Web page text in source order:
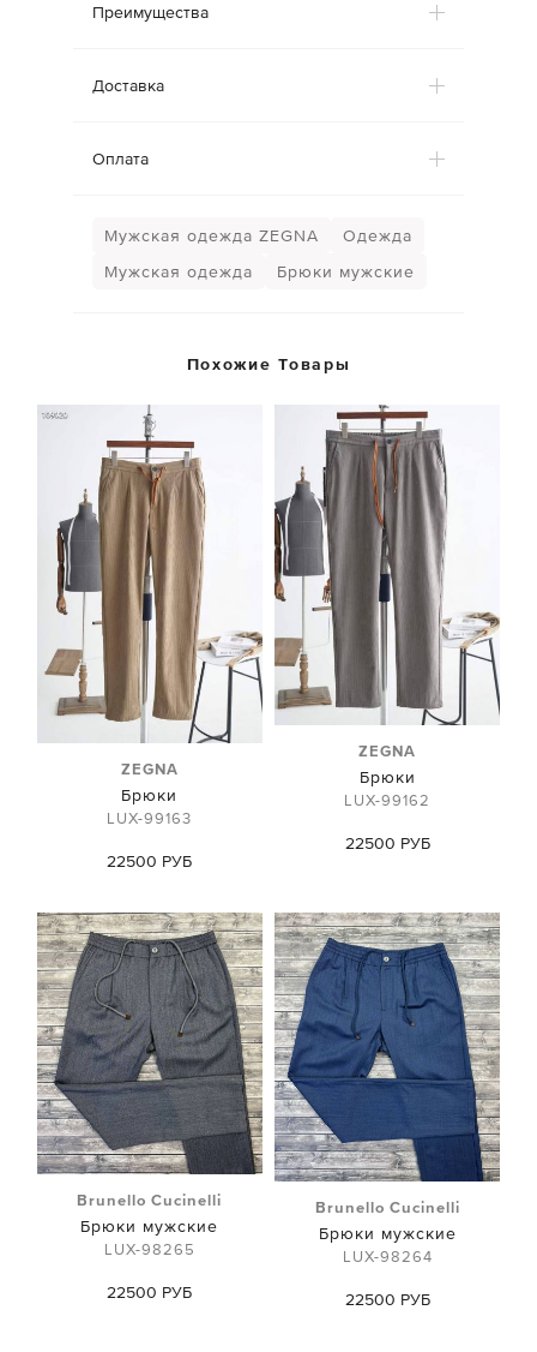
Преимущества
Доставка
Оплата
Мужская одежда ZEGNA
Одежда
Мужская одежда
Брюки мужские
Похожие Товары
ZEGNA
Брюки
LUX-99163
22500 РУБ
ZEGNA
Брюки
LUX-99162
22500 РУБ
Brunello Cucinelli
Брюки мужские
LUX-98265
22500 РУБ
Brunello Cucinelli
Брюки мужские
LUX-98264
22500 РУБ